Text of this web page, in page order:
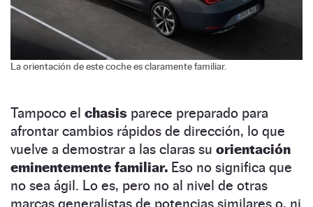
La orientación de este coche es claramente familiar.
Tampoco el chasis parece preparado para
afrontar cambios rápidos de dirección, lo que
vuelve a demostrar a las claras su orientación
eminentemente familiar. Eso no significa que
no sea ágil. Lo es, pero no al nivel de otras